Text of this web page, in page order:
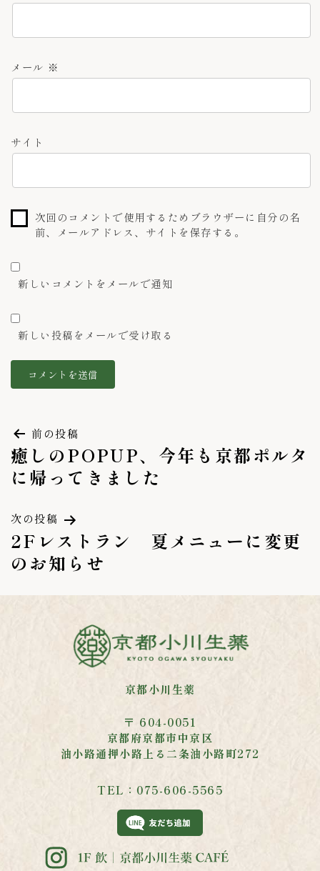
メール ※
サイト
次回のコメントで使用するためブラウザーに自分の名
前、メールアドレス、サイトを保存する。
新しいコメントをメールで通知
新しい投稿をメールで受け取る
投
稿
ナ
ビ
ゲ
シ
ョ
ン
前の投稿
癒しのPOPUP、今年も京都ポルタ
に帰ってきました
次の投稿
2Fレストラン 夏メニューに変更
のお知らせ
京都小川生薬
〒 604-0051
京都府京都市中京区
油小路通押小路 上る二条油小路町272
TEL：075-606-5565